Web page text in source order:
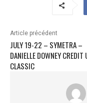
Article précédent
JULY 19-22 – SYMETRA –
DANIELLE DOWNEY CREDIT
CLASSIC